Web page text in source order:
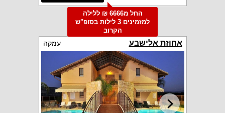
החל מ6666 ₪ ללילה
למזמינים 3 לילות בסופ"ש
הקרוב
אחוזת אלישבע עמקה